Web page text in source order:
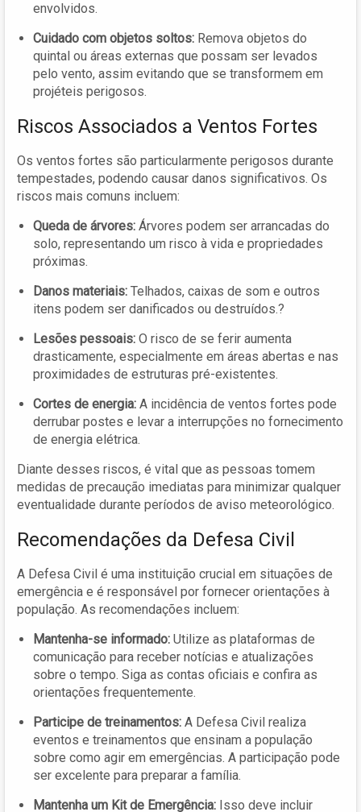
envolvidos.
Cuidado com objetos soltos: Remova objetos do
quintal ou áreas externas que possam ser levados
pelo vento, assim evitando que se transformem em
projéteis perigosos.
Riscos Associados a Ventos Fortes
Os ventos fortes são particularmente perigosos durante
tempestades, podendo causar danos significativos. Os
riscos mais comuns incluem:
Queda de árvores: Árvores podem ser arrancadas do
solo, representando um risco à vida e propriedades
próximas.
Danos materiais: Telhados, caixas de som e outros
itens podem ser danificados ou destruídos.?
Lesões pessoais: O risco de se ferir aumenta
drasticamente, especialmente em áreas abertas e nas
proximidades de estruturas pré-existentes.
Cortes de energia: A incidência de ventos fortes pode
derrubar postes e levar a interrupções no fornecimento
de energia elétrica.
Diante desses riscos, é vital que as pessoas tomem
medidas de precaução imediatas para minimizar qualquer
eventualidade durante períodos de aviso meteorológico.
Recomendações da Defesa Civil
A Defesa Civil é uma instituição crucial em situações de
emergência e é responsável por fornecer orientações à
população. As recomendações incluem:
Mantenha-se informado: Utilize as plataformas de
comunicação para receber notícias e atualizações
sobre o tempo. Siga as contas oficiais e confira as
orientações frequentemente.
Participe de treinamentos: A Defesa Civil realiza
eventos e treinamentos que ensinam a população
sobre como agir em emergências. A participação pode
ser excelente para preparar a família.
Mantenha um Kit de Emergência: Isso deve incluir